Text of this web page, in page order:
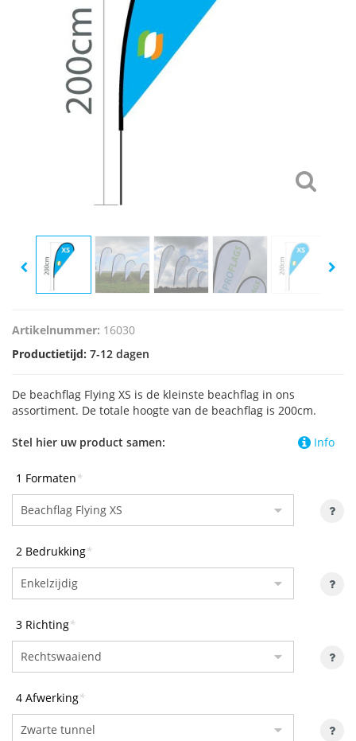
Artikelnummer: 16030
Productietijd: 7-12 dagen
De beachflag Flying XS is de kleinste beachflag in ons
assortiment. De totale hoogte van de beachflag is 200cm.
Info
Stel hier uw product samen:
1 Formaten*
2 Bedrukking*
3 Richting*
4 Afwerking*